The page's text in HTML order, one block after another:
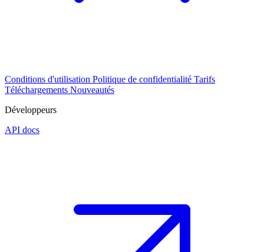
Conditions d'utilisation Politique de confidentialité Tarifs
Téléchargements Nouveautés
Développeurs
API docs